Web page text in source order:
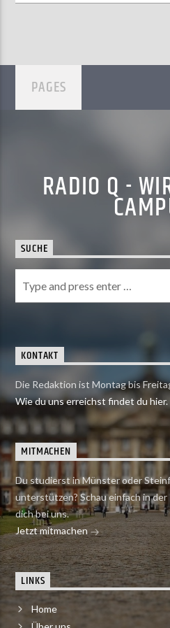
PAGES
RADIO Q -
SUCHE
KONTAKT
Die Redaktion ist Montag bis
Wie du uns erreichst findet du hier.
MITMACHEN
Du studierst in Münster oder
unterstützen? Schau einfach in
dich bei uns.
Jetzt mitmachen
LINKS
Home